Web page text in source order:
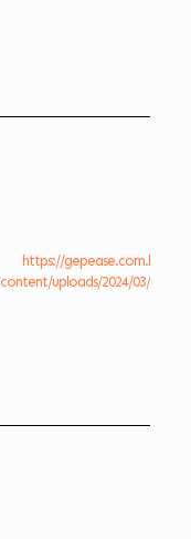
https://gepease.com.br/
content/uploads/2024/03/